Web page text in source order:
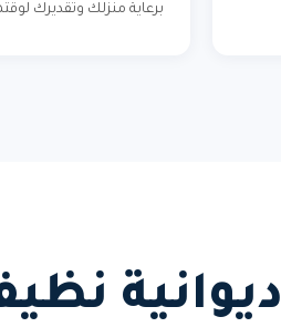
برعاية منزلك وتقديرك
ديوانية